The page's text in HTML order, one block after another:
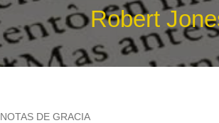
Robert
NOTAS DE GRACIA